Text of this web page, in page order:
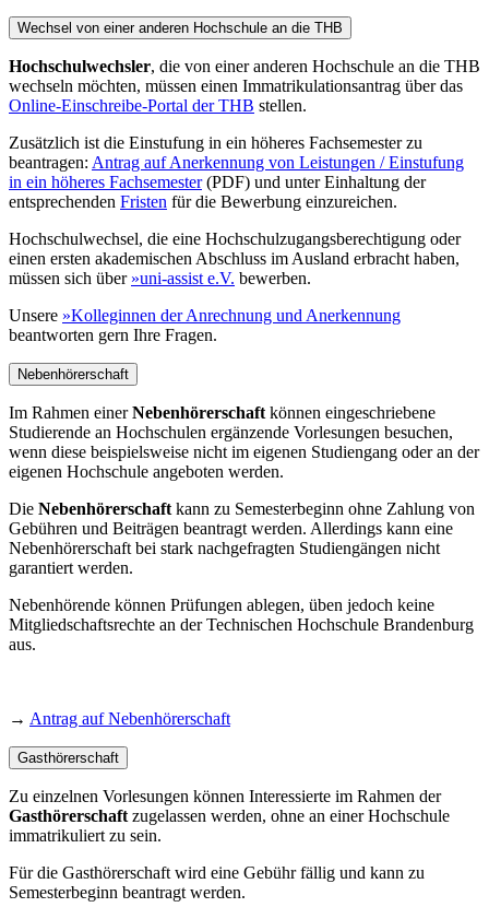
Wechsel von einer anderen Hochschule an die THB
Hochschulwechsler, die von einer anderen Hochschule an die THB
wechseln möchten, müssen einen Immatrikulationsantrag über das
Online-Einschreibe-Portal der THB stellen.
Zusätzlich ist die Einstufung in ein höheres Fachsemester zu
beantragen: Antrag auf Anerkennung von Leistungen / Einstufung
in ein höheres Fachsemester(PDF) und unter Einhaltung der
entsprechenden Fristen für die Bewerbung einzureichen.
Hochschulwechsel, die eine Hochschulzugangsberechtigung oder
einen ersten akademischen Abschluss im Ausland erbracht haben,
müssen sich über »uni-assist e.V. bewerben.
Unsere »Kolleginnen der Anrechnung und Anerkennung
beantworten gern Ihre Fragen.
Nebenhörerschaft
Im Rahmen einerNebenhörerschaft können eingeschriebene
Studierende an Hochschulen ergänzende Vorlesungen besuchen,
wenn diese beispielsweise nicht im eigenen Studiengang oder an der
eigenen Hochschule angeboten werden.
Die Nebenhörerschaft kann zu Semesterbeginn ohne Zahlung von
Gebühren und Beiträgen beantragt werden. Allerdings kann eine
Nebenhörerschaft bei stark nachgefragten Studiengängen nicht
garantiert werden.
Nebenhörende können Prüfungen ablegen, üben jedoch keine
Mitgliedschaftsrechte an der Technischen Hochschule Brandenburg
aus.
→ Antrag auf Nebenhörerschaft
Gasthörerschaft
Zu einzelnen Vorlesungen können Interessierte im Rahmen der
Gasthörerschaft zugelassen werden, ohne an einer Hochschule
immatrikuliert zu sein.
Für die Gasthörerschaft wird eine Gebühr fällig und kann zu
Semesterbeginn beantragt werden.